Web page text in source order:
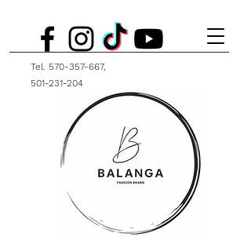
Tel. 570-357-667,
501-231-204